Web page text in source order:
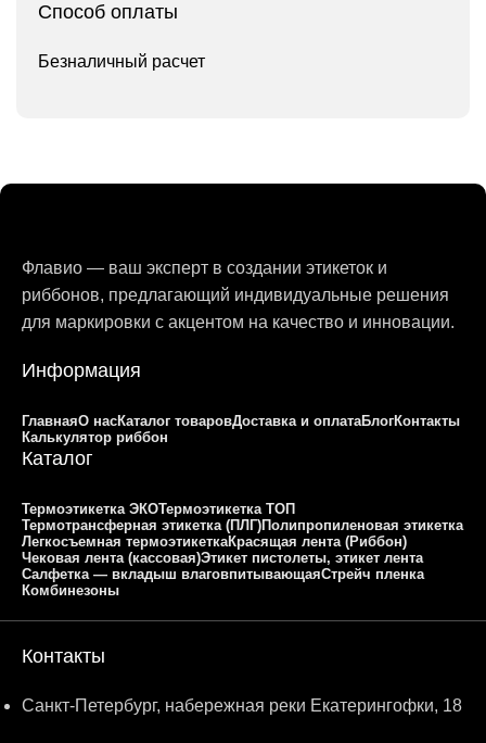
Способ оплаты
Безналичный расчет
Флавио — ваш эксперт в создании этикеток и
риббонов, предлагающий индивидуальные решения
для маркировки с акцентом на качество и инновации.
Информация
ГлавнаяО насКаталог товаровДоставка и оплатаБлогКонтакты
Калькулятор риббон
Каталог
Термоэтикетка ЭКОТермоэтикетка ТОП
Термотрансферная этикетка (ПЛГ)Полипропиленовая этикетка
Легкосъемная термоэтикеткаКрасящая лента (Риббон)
Чековая лента (кассовая)Этикет пистолеты, этикет лента
Салфетка — вкладыш влаговпитывающаяСтрейч пленка
Комбинезоны
Контакты
Санкт-Петербург, набережная реки Екатерингофки, 18